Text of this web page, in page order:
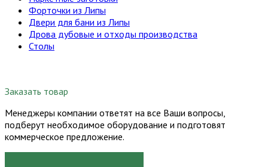
Форточки из Липы
Двери для бани из Липы
Дрова дубовые и отходы производства
Столы
Заказать товар
Менеджеры компании ответят на все Ваши вопросы,
подберут необходимое оборудование и подготовят
коммерческое предложение.